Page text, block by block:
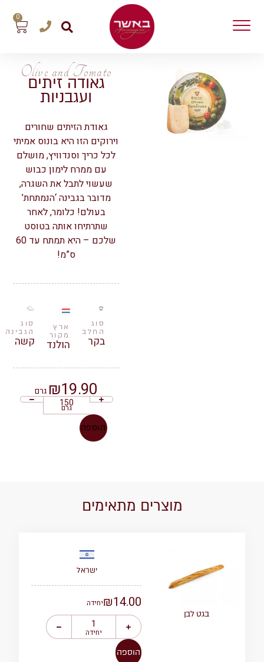
0
Olive and Tomato
גאודה זיתים
ועגבניות
גאודת הזיתים שחורים
וירוקים הזו היא בונוס אמיתי
לכל כריך וסנדוויץ, מושלם
עם ממרח לימון כבוש
שעשוי לתבל את השגרה,
מדובר בגבינה ‘הנמתחת’
בעולם! כלומר, לאחר
שתרתיחו אותה בטוסט
שלכם – היא תמתח עד 60
ס”מ!
סוג
החלב
בקר
ארץ
מקור
הולנד
סוג
הגבינה
קשה
₪19.90 גרם
גרם
הוספה
מוצרים מתאימים
בגט לבן
ישראל
₪14.00 יחידה
יחידה
הוספה